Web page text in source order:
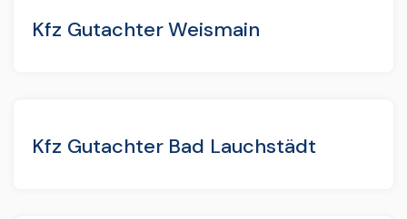
Kfz Gutachter Weismain
Kfz Gutachter Bad Lauchstädt